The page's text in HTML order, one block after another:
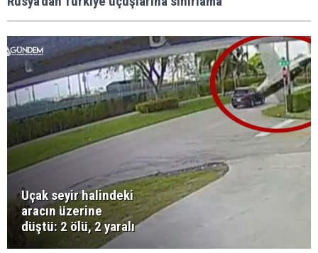
Uçak seyir halindeki
aracın üzerine
düştü: 2 ölü, 2 yaralı